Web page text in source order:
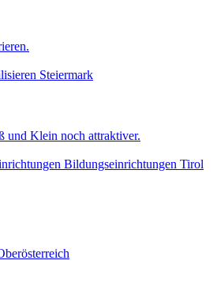
Steiermark
und Klein noch attraktiver.
Bildungseinrichtungen Tirol